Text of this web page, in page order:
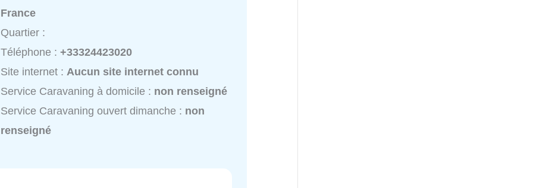
France
Quartier :
Téléphone :+33324423020
Site internet : Aucun site internet connu
Service Caravaning à domicile : non renseigné
Service Caravaning ouvert dimanche : non
renseigné